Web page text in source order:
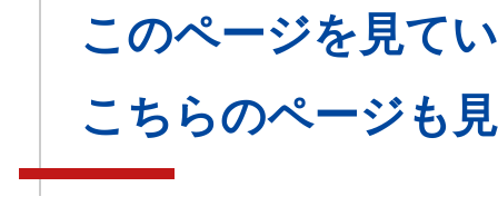
このページを見て
こちらのページも